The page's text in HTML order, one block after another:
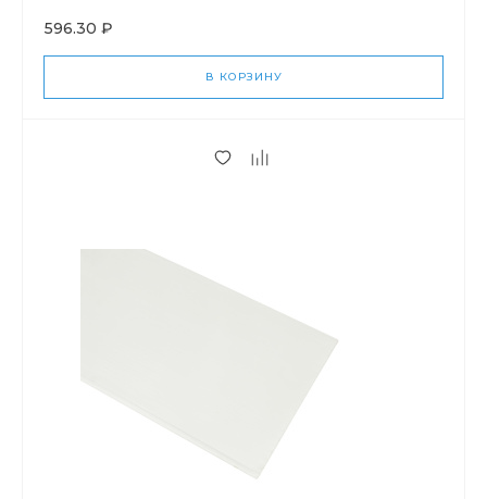
596.30 ₽
В КОРЗИНУ